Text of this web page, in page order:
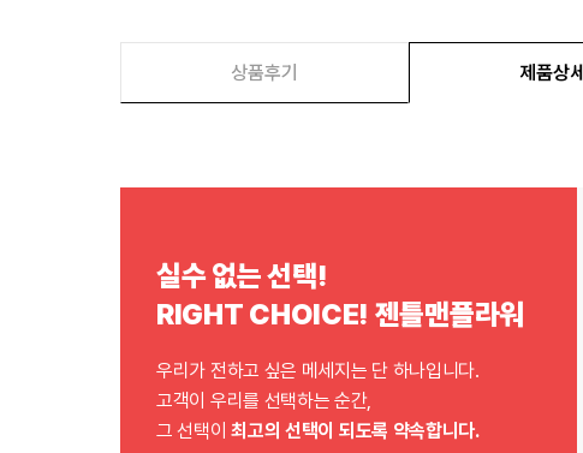
상품후기 제품상세
실수 없는 선택!
RIGHT CHOICE! 젠틀맨플라워
우리가 전하고 싶은 메세지는 단 하나입니다.
고객이 우리를 선택하는 순간,
그 선택이최고의 선택이 되도록 약속합니다.